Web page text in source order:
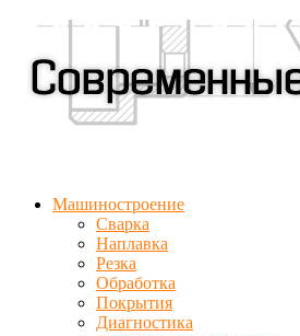
Машиностроение
Сварка
Наплавка
Резка
Обработка
Покрытия
Диагностика